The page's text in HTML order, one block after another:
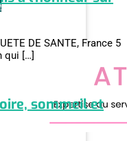
DE SANTE, France 5
qui […]
sommeil et